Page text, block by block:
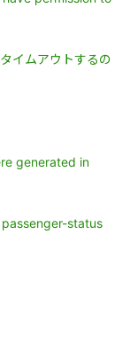
イムアウトするの
generated in
status